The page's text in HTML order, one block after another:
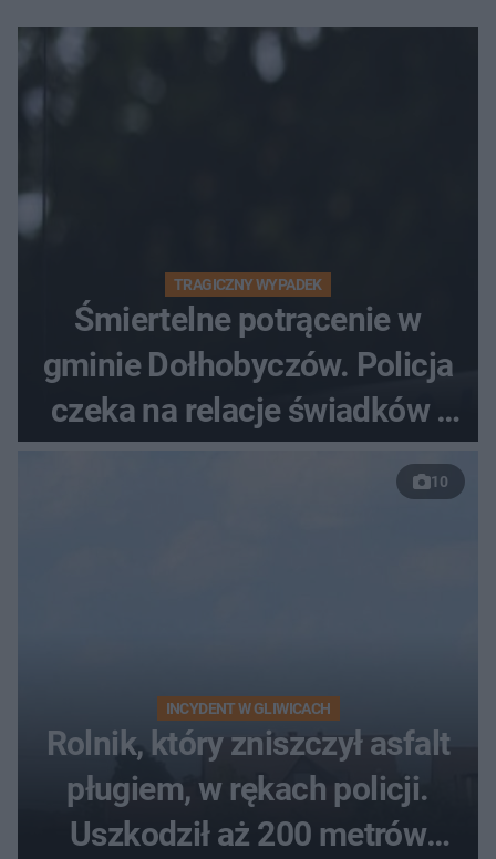
TRAGICZNY WYPADEK
Śmiertelne potrącenie w
gminie Dołhobyczów. Policja
czeka na relacje świadków i
10
INCYDENT W GLIWICACH
Rolnik, który zniszczył asfalt
pługiem, w rękach policji.
Uszkodził aż 200 metrów